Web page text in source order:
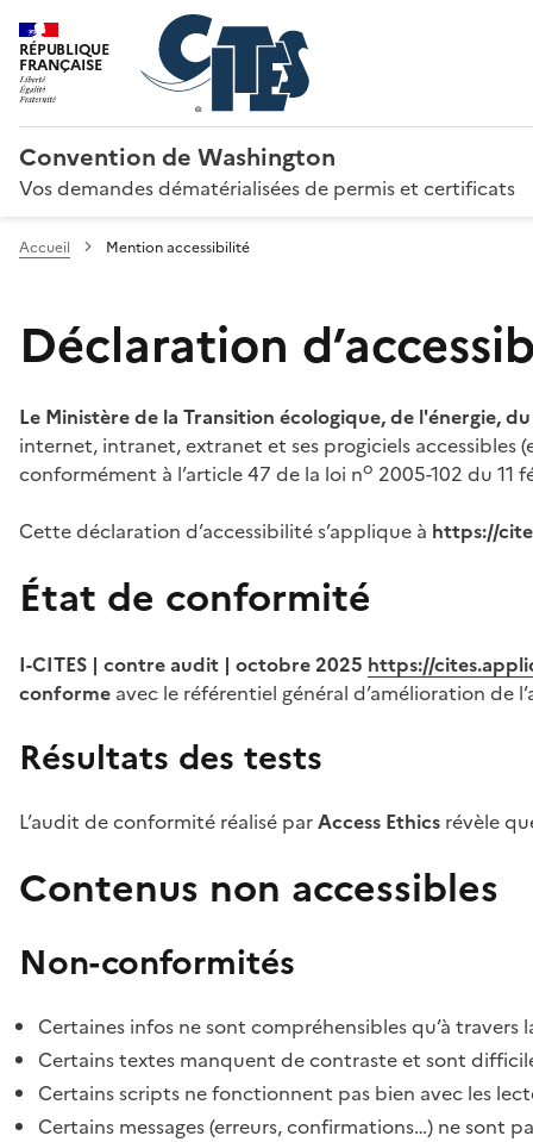
RÉPUBLIQUE
FRANÇAISE
Convention de Washington
Vos demandes dématérialisées de permis et certificats
Accueil Mention accessibilité
Déclaration
Le Ministère de la Transition écologique, de l'énergie,
internet, intranet, extranet et ses progiciels
conformément à l’article 47 de la loi no 2005-102 du 11
Cette déclaration d’accessibilité s’applique à https://
État de conformité
I-CITES | contre audit | octobre 2025 https://
conforme avec le référentiel général d’amélioration de
Résultats des tests
L’audit de conformité réalisé parAccess Ethics révèle
Contenus non accessibles
Non-conformités
Certaines infos ne sont compréhensibles qu’à travers
Certains textes manquent de contraste et sont
Certains scripts ne fonctionnent pas bien avec les
Certains messages (erreurs, confirmations…) ne sont